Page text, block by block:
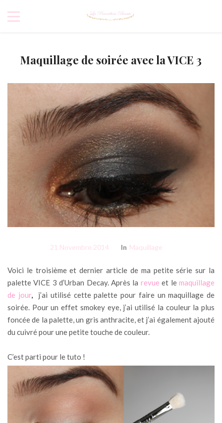
Maquillage de soirée avec la VICE 3
21 Novembre 2014 In Maquillage
Voici le troisième et dernier article de ma petite série sur la
palette VICE 3 d’Urban Decay. Après la revue et lemaquillage
de jour,
j’ai utilisé cette palette pour faire un maquillage de
soirée. Pour un effet smokey eye, j’ai utilisé la couleur la plus
foncée de la palette, un gris anthracite, et j’ai également ajouté
du cuivré pour une petite touche de couleur.
C’est parti pour le tuto !